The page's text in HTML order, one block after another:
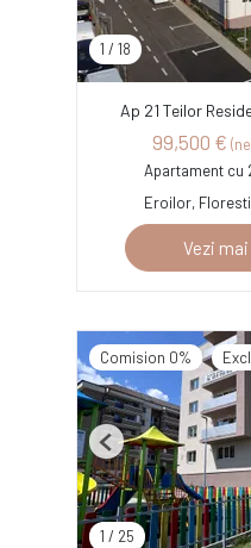
1 / 18
Ap 21 Teilor
99,500 €
Apartament cu
Eroilor, Floresti
Vezi
Comision 0%
1 / 25
Previous